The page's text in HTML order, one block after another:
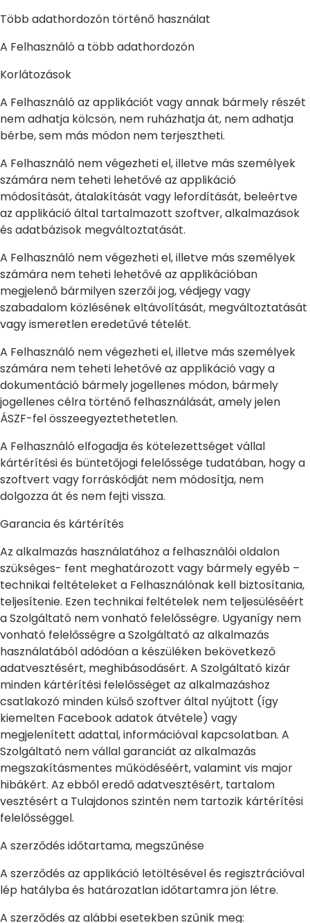
Több adathordozón történő használat
A Felhasználó a több adathordozón
Korlátozások
A Felhasználó az applikációt vagy annak bármely részét
nem adhatja kölcsön, nem ruházhatja át, nem adhatja
bérbe, sem más módon nem terjesztheti.
A Felhasználó nem végezheti el, illetve más személyek
számára nem teheti lehetővé az applikáció
módosítását, átalakítását vagy lefordítását, beleértve
az applikáció által tartalmazott szoftver, alkalmazások
és adatbázisok megváltoztatását.
A Felhasználó nem végezheti el, illetve más személyek
számára nem teheti lehetővé az applikációban
megjelenő bármilyen szerzői jog, védjegy vagy
szabadalom közlésének eltávolítását, megváltoztatását
vagy ismeretlen eredetűvé tételét.
A Felhasználó nem végezheti el, illetve más személyek
számára nem teheti lehetővé az applikáció vagy a
dokumentáció bármely jogellenes módon, bármely
jogellenes célra történő felhasználását, amely jelen
ÁSZF-fel összeegyeztethetetlen.
A Felhasználó elfogadja és kötelezettséget vállal
kártérítési és büntetőjogi felelőssége tudatában, hogy a
szoftvert vagy forráskódját nem módosítja, nem
dolgozza át és nem fejti vissza.
Garancia és kártérítés
Az alkalmazás használatához a felhasználói oldalon
szükséges- fent meghatározott vagy bármely egyéb –
technikai feltételeket a Felhasználónak kell biztosítania,
teljesítenie. Ezen technikai feltételek nem teljesüléséért
a Szolgáltató nem vonható felelősségre. Ugyanígy nem
vonható felelősségre a Szolgáltató az alkalmazás
használatából adódóan a készüléken bekövetkező
adatvesztésért, meghibásodásért. A Szolgáltató kizár
minden kártérítési felelősséget az alkalmazáshoz
csatlakozó minden külső szoftver által nyújtott (így
kiemelten Facebook adatok átvétele) vagy
megjelenített adattal, információval kapcsolatban. A
Szolgáltató nem vállal garanciát az alkalmazás
megszakításmentes működéséért, valamint vis major
hibákért. Az ebből eredő adatvesztésért, tartalom
vesztésért a Tulajdonos szintén nem tartozik kártérítési
felelősséggel.
A szerződés időtartama, megszűnése
A szerződés az applikáció letöltésével és regisztrációval
lép hatályba és határozatlan időtartamra jön létre.
A szerződés az alábbi esetekben szűnik meg: